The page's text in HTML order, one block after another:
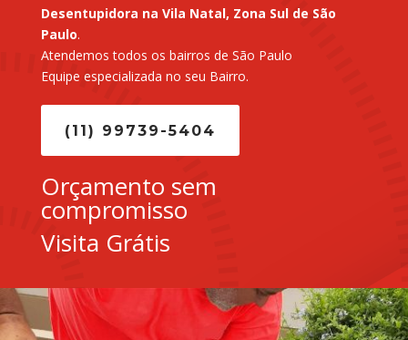
Desentupidora na Vila Natal, Zona Sul de São
Paulo.
Atendemos todos os bairros de São Paulo
Equipe especializada no seu Bairro.
(11) 99739-5404
Orçamento sem
compromisso
Visita Grátis